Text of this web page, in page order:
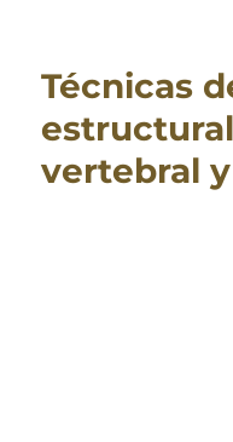
Técnicas
vertebral